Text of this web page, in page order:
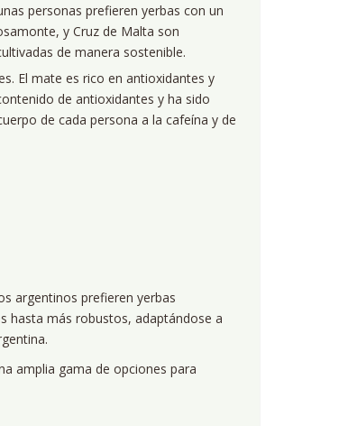
personas prefieren yerbas con un
y Cruz de Malta son
de manera sostenible.
El mate es rico en antioxidantes y
de antioxidantes y ha sido
de cada persona a la cafeína y de
argentinos prefieren yerbas
hasta más robustos, adaptándose a
amplia gama de opciones para